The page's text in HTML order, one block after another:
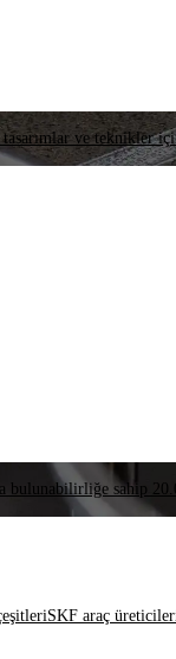
ve teknikler
bulunabilirliğe sahip
SKF araç